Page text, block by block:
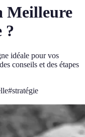
Meilleure
?
idéale pour vos
conseils et des étapes
#stratégie